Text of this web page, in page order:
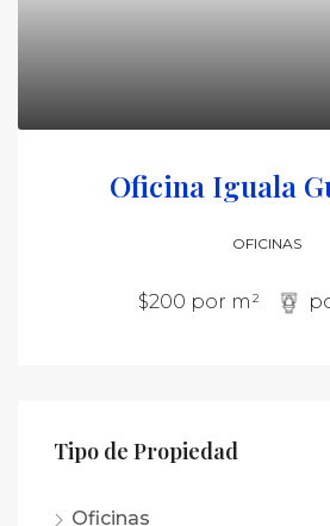
Oficina Iguala
OFICINAS
$200 por m²
Tipo de Propiedad
Oficinas